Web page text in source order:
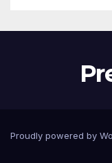
Proudly powered by